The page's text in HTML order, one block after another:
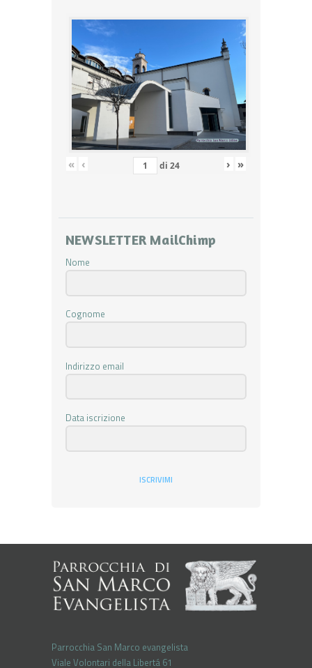
« ‹ di 24 › »
NEWSLETTER MailChimp
Nome
Cognome
Indirizzo email
Data iscrizione
ISCRIVIMI
Parrocchia San Marco evangelista
Viale Volontari della Libertá 61